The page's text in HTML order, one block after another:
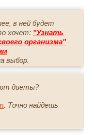
в ней будет
хочет: "Узнать
организма"
выбор.
диеты?
. Точно найдешь